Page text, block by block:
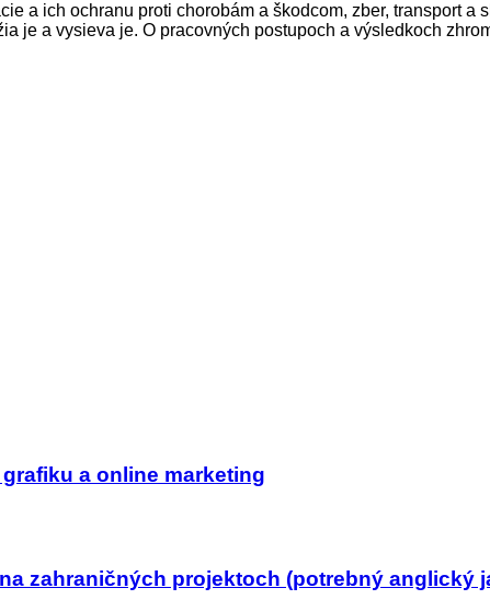
a ich ochranu proti chorobám a škodcom, zber, transport a
je a vysieva je. O pracovných postupoch a výsledkoch
a online marketing
zahraničných projektoch (potrebný anglický